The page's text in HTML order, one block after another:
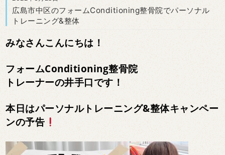
広島市中区のフォームConditioning整骨院でパーソナル
トレーニング&整体
みなさんこんにちは！
フォームConditioning整骨院
トレーナーの井手口です！
本日はパーソナルトレーニング&整体キャンペー
ンの予告